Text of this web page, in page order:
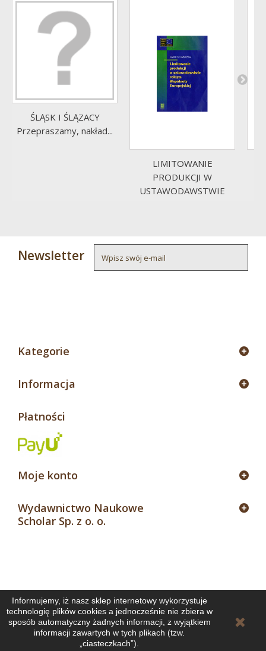
ŚLĄSK I ŚLĄZACY
Przepraszamy, nakład...
LIMITOWANIE
PRODUKCJI W
USTAWODAWSTWIE
Newsletter
Kategorie
Informacja
Płatności
Moje konto
Wydawnictwo Naukowe
Scholar Sp. z o. o.
Informujemy, iż nasz sklep internetowy wykorzystuje
technologię plików cookies a jednocześnie nie zbiera w
sposób automatyczny żadnych informacji, z wyjątkiem
informacji zawartych w tych plikach (tzw.
„ciasteczkach”).